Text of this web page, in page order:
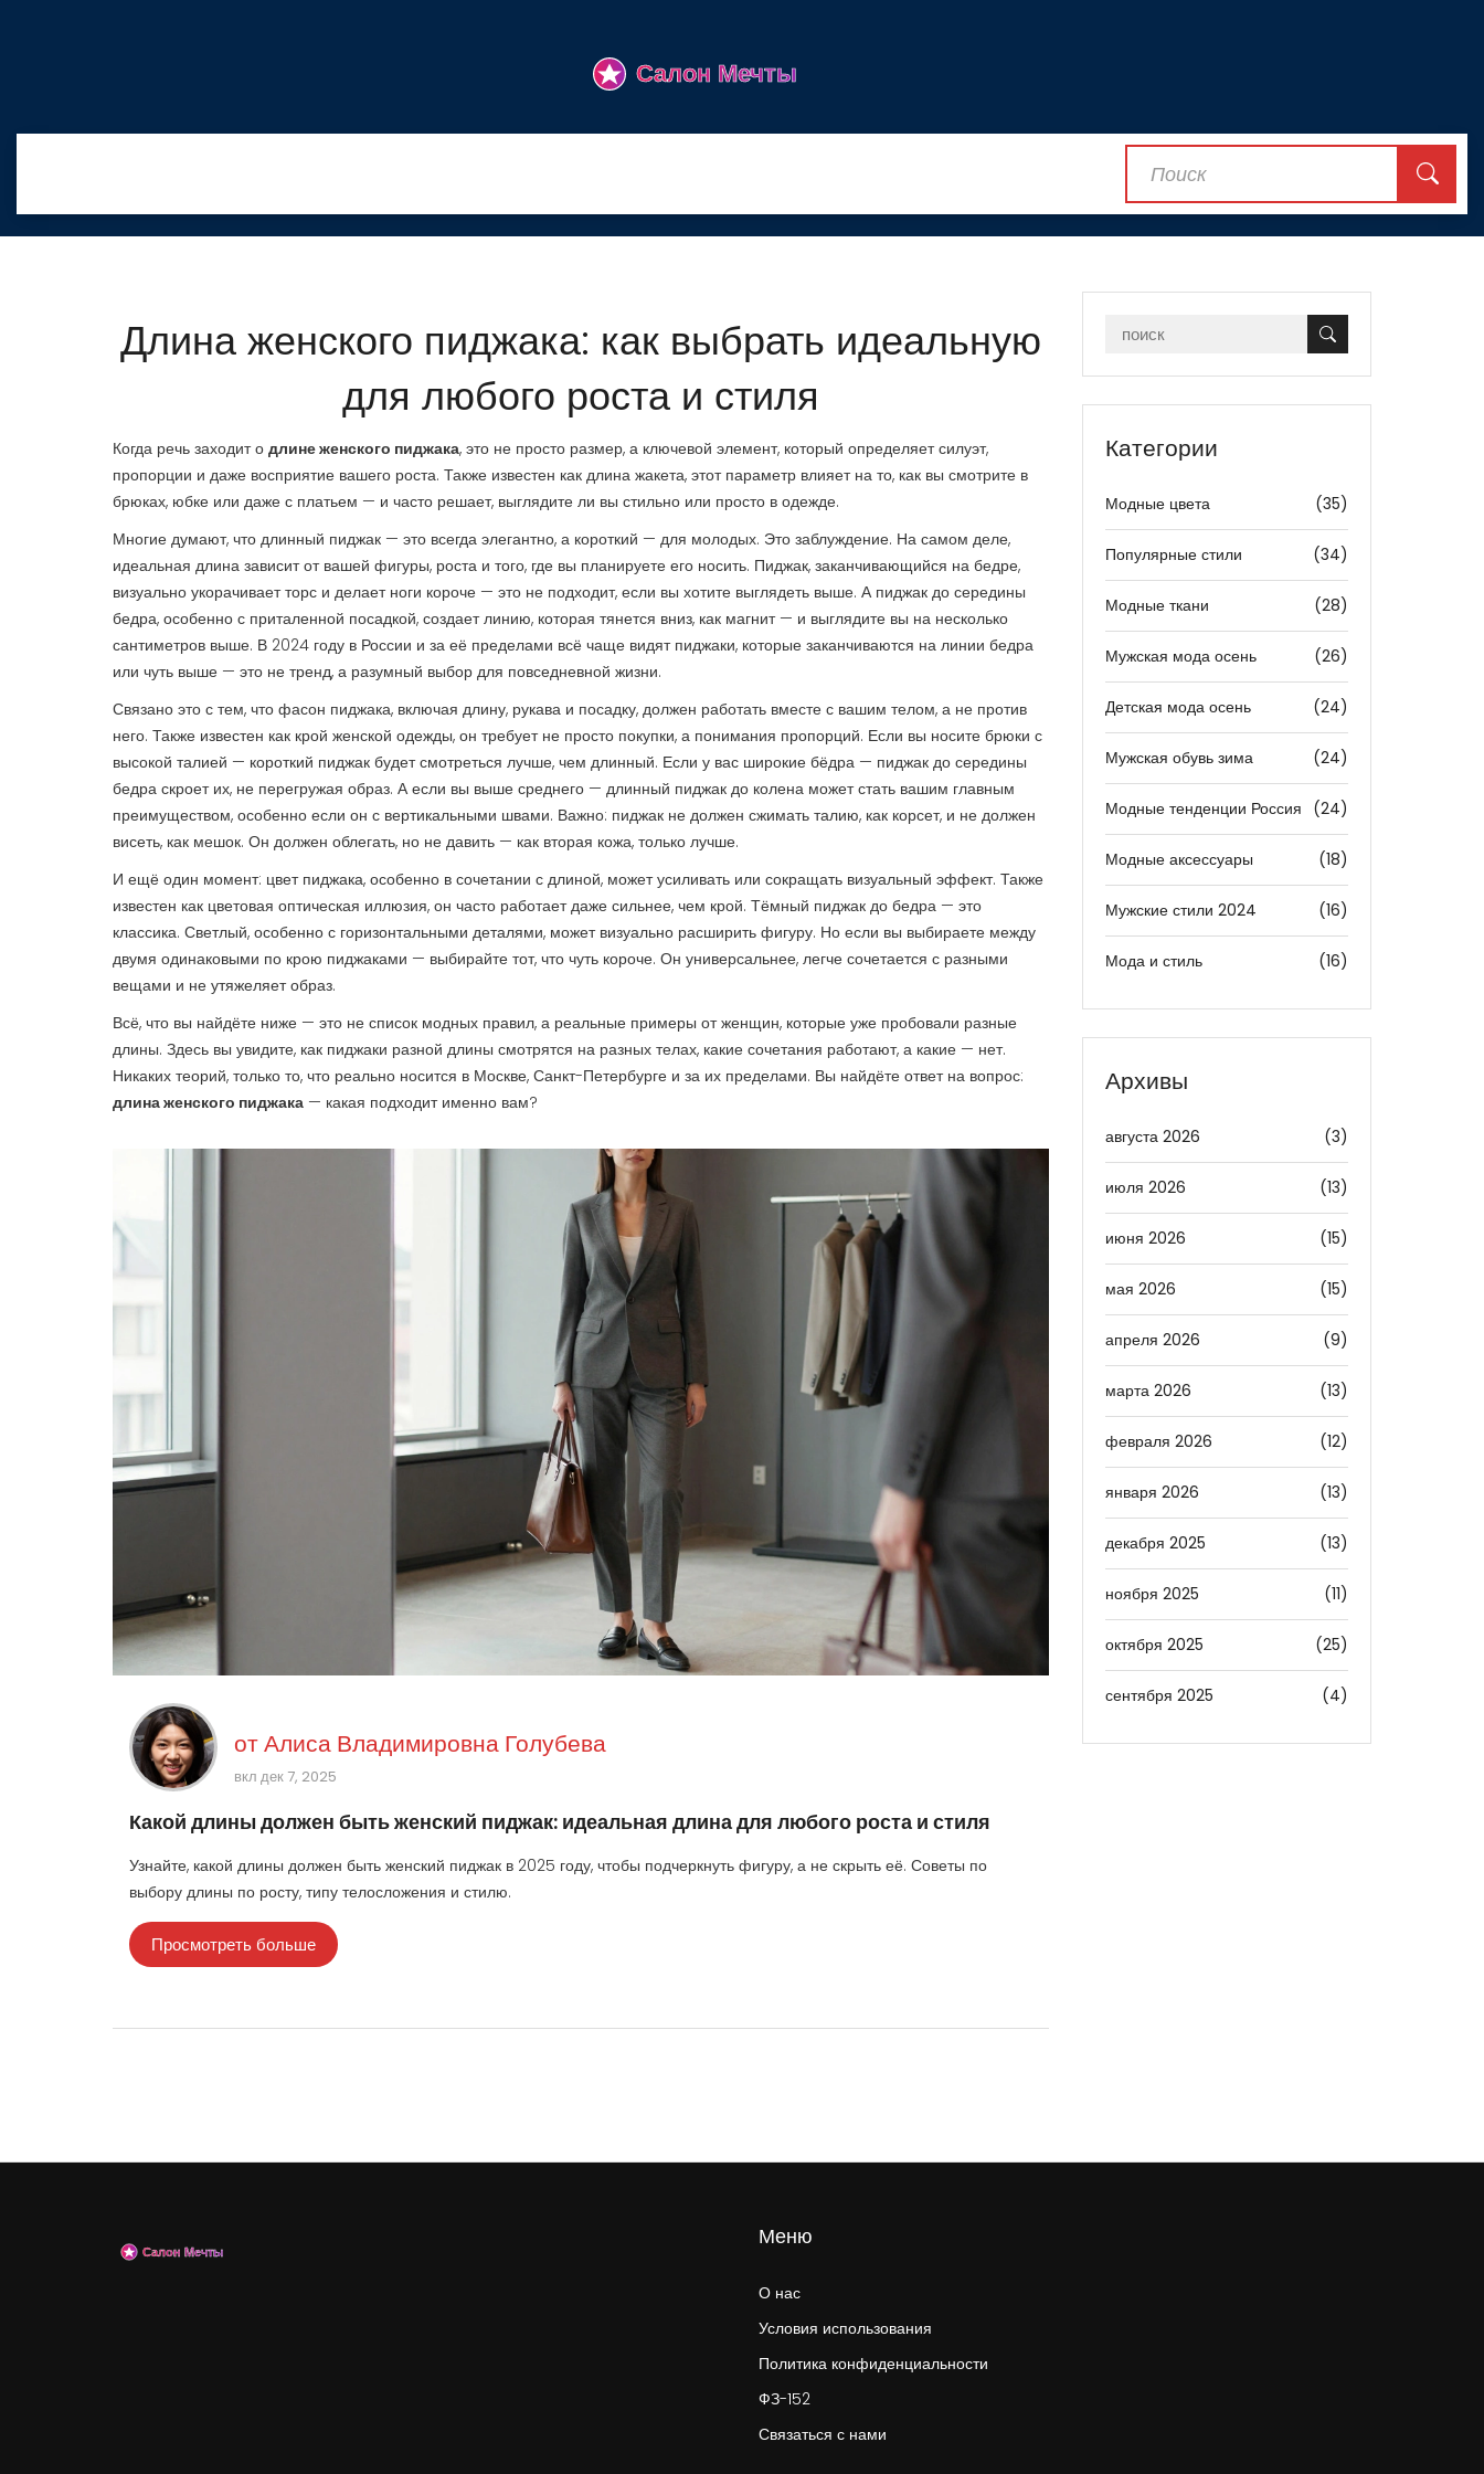
Длина женского пиджака: как выбрать идеальную
для любого роста и стиля
Когда речь заходит о длине женского пиджака, это не просто размер, а ключевой элемент, который определяет силуэт,
пропорции и даже восприятие вашего роста. Также известен как длина жакета, этот параметр влияет на то, как вы смотрите в
брюках, юбке или даже с платьем — и часто решает, выглядите ли вы стильно или просто в одежде.
Многие думают, что длинный пиджак — это всегда элегантно, а короткий — для молодых. Это заблуждение. На самом деле,
идеальная длина зависит от вашей фигуры, роста и того, где вы планируете его носить. Пиджак, заканчивающийся на бедре,
визуально укорачивает торс и делает ноги короче — это не подходит, если вы хотите выглядеть выше. А пиджак до середины
бедра, особенно с приталенной посадкой, создает линию, которая тянется вниз, как магнит — и выглядите вы на несколько
сантиметров выше. В 2024 году в России и за её пределами всё чаще видят пиджаки, которые заканчиваются на линии бедра
или чуть выше — это не тренд, а разумный выбор для повседневной жизни.
Связано это с тем, что фасон пиджака, включая длину, рукава и посадку, должен работать вместе с вашим телом, а не против
него. Также известен как крой женской одежды, он требует не просто покупки, а понимания пропорций. Если вы носите брюки с
высокой талией — короткий пиджак будет смотреться лучше, чем длинный. Если у вас широкие бёдра — пиджак до середины
бедра скроет их, не перегружая образ. А если вы выше среднего — длинный пиджак до колена может стать вашим главным
преимуществом, особенно если он с вертикальными швами. Важно: пиджак не должен сжимать талию, как корсет, и не должен
висеть, как мешок. Он должен облегать, но не давить — как вторая кожа, только лучше.
И ещё один момент: цвет пиджака, особенно в сочетании с длиной, может усиливать или сокращать визуальный эффект. Также
известен как цветовая оптическая иллюзия, он часто работает даже сильнее, чем крой. Тёмный пиджак до бедра — это
классика. Светлый, особенно с горизонтальными деталями, может визуально расширить фигуру. Но если вы выбираете между
двумя одинаковыми по крою пиджаками — выбирайте тот, что чуть короче. Он универсальнее, легче сочетается с разными
вещами и не утяжеляет образ.
Всё, что вы найдёте ниже — это не список модных правил, а реальные примеры от женщин, которые уже пробовали разные
длины. Здесь вы увидите, как пиджаки разной длины смотрятся на разных телах, какие сочетания работают, а какие — нет.
Никаких теорий, только то, что реально носится в Москве, Санкт-Петербурге и за их пределами. Вы найдёте ответ на вопрос:
длина женского пиджака — какая подходит именно вам?
отАлиса Владимировна Голубева
вкл дек 7, 2025
Какой длины должен быть женский пиджак: идеальная длина для любого роста и стиля
Узнайте, какой длины должен быть женский пиджак в 2025 году, чтобы подчеркнуть фигуру, а не скрыть её. Советы по
выбору длины по росту, типу телосложения и стилю.
Просмотреть больше
Категории
Модные цвета (35)
Популярные стили (34)
Модные ткани (28)
Мужская мода осень (26)
Детская мода осень (24)
Мужская обувь зима (24)
Модные тенденции Россия (24)
Модные аксессуары (18)
Мужские стили 2024 (16)
Мода и стиль (16)
Архивы
августа 2026 (3)
июля 2026 (13)
июня 2026 (15)
мая 2026 (15)
апреля 2026 (9)
марта 2026 (13)
февраля 2026 (12)
января 2026 (13)
декабря 2025 (13)
ноября 2025 (11)
октября 2025 (25)
сентября 2025 (4)
Меню
О нас
Условия использования
Политика конфиденциальности
ФЗ-152
Связаться с нами